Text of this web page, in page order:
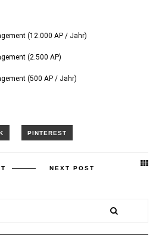
(12.000 AP / Jahr)
(2.500 AP)
(500 AP / Jahr)
NEXT POST